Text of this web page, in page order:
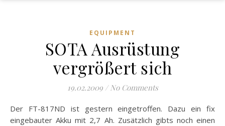
EQUIPMENT
SOTA Ausrüstung
vergrößert sich
19.02.2009 / No Comments
Der FT-817ND ist gestern eingetroffen. Dazu ein fix
eingebauter Akku mit 2,7 Ah. Zusätzlich gibts noch einen